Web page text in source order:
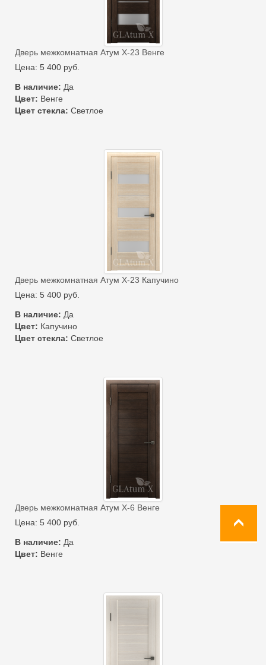
Дверь межкомнатная Атум Х-23 Венге
Цена: 5 400 руб.
В наличие: Да
Цвет: Венге
Цвет стекла: Светлое
Дверь межкомнатная Атум Х-23 Капучино
Цена: 5 400 руб.
В наличие: Да
Цвет: Капучино
Цвет стекла: Светлое
Дверь межкомнатная Атум Х-6 Венге
Цена: 5 400 руб.
В наличие: Да
Цвет: Венге